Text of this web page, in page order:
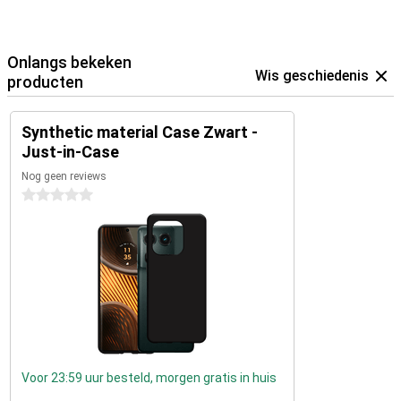
Onlangs bekeken
producten
Wis geschiedenis
Synthetic material Case Zwart -
Just-in-Case
Nog geen reviews
0 sterren
Voor 23:59 uur besteld, morgen gratis in huis